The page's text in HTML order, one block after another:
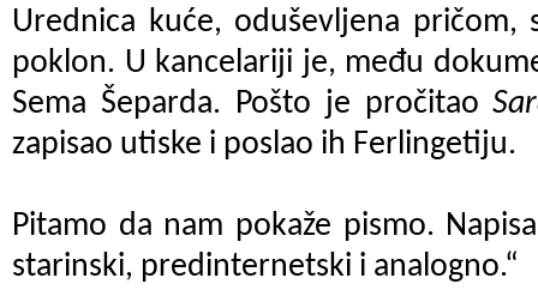
Urednica kuće, oduševljena pričom,
poklon. U kancelariji je, među
Sema Šeparda. Pošto je pročitao
zapisao utiske i poslao ih Ferlingetiju.
Pitamo da nam pokaže pismo.
starinski, predinternetski i analogno.“